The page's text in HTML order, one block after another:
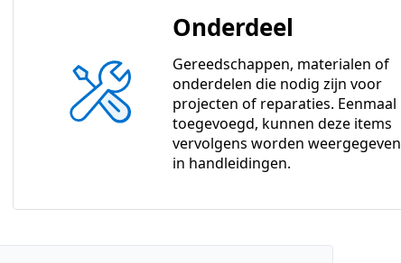
Onderdeel
Gereedschappen, materialen of
onderdelen die nodig zijn voor
projecten of reparaties. Eenmaal
toegevoegd, kunnen deze items
vervolgens worden weergegeven
in handleidingen.